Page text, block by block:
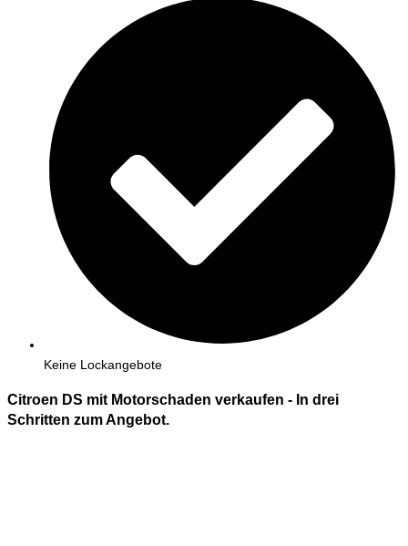
Keine Lockangebote
Citroen DS mit Motorschaden verkaufen - In drei
Schritten zum Angebot.